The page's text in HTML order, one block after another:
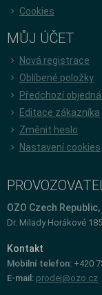
Cookies
MŮJ ÚČET
Nová registrace
Oblíbené položky
Předchozí
Editace zákazníka
Změnit heslo
Nastavení cookies
PROVOZOVATEL
OZO Czech
Dr. Milady Horákové
Kontakt
Mobilní telefon: +420
E-mail: prodej@ozo.cz